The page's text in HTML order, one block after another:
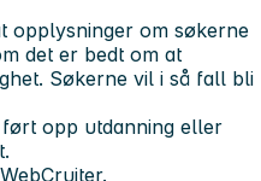
opplysninger om søkerne
det er bedt om at
Søkerne vil i så fall bli
opp utdanning eller